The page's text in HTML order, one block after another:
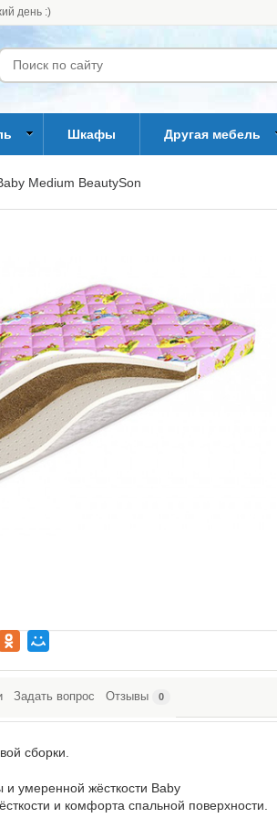
день :)
Шкафы Другая мебель
Medium BeautySon
Задать вопрос Отзывы 0
сборки.
умеренной жёсткости Baby
и комфорта спальной поверхности.